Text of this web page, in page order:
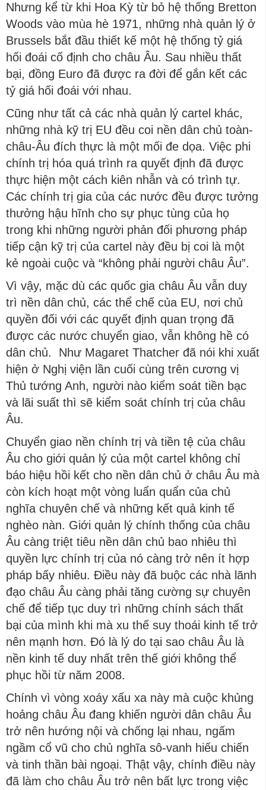
Nhưng kể từ khi Hoa Kỳ từ bỏ hệ thống Bretton
Woods vào mùa hè 1971, những nhà quản lý ở
Brussels bắt đầu thiết kế một hệ thống tỷ giá
hối đoái cố định cho châu Âu. Sau nhiều thất
bại, đồng Euro đã được ra đời để gắn kết các
tỷ giá hối đoái với nhau.
Cũng như tất cả các nhà quản lý cartel khác,
những nhà kỹ trị EU đều coi nền dân chủ toàn-
châu-Âu đích thực là một mối đe dọa. Việc phi
chính trị hóa quá trình ra quyết định đã được
thực hiện một cách kiên nhẫn và có trình tự.
Các chính trị gia của các nước đều được tưởng
thưởng hậu hĩnh cho sự phục tùng của họ
trong khi những người phản đối phương pháp
tiếp cận kỹ trị của cartel này đều bị coi là một
kẻ ngoài cuộc và “không phải người châu Âu”.
Vì vậy, mặc dù các quốc gia châu Âu vẫn duy
trì nền dân chủ, các thể chế của EU, nơi chủ
quyền đối với các quyết định quan trọng đã
được các nước chuyển giao, vẫn không hề có
dân chủ. Như Magaret Thatcher đã nói khi xuất
hiện ở Nghị viện lần cuối cùng trên cương vị
Thủ tướng Anh, người nào kiểm soát tiền bạc
và lãi suất thì sẽ kiểm soát chính trị của châu
Âu.
Chuyển giao nền chính trị và tiền tệ của châu
Âu cho giới quản lý của một cartel không chỉ
báo hiệu hồi kết cho nền dân chủ ở châu Âu mà
còn kích hoạt một vòng luẩn quẩn của chủ
nghĩa chuyên chế và những kết quả kinh tế
nghèo nàn. Giới quản lý chính thống của châu
Âu càng triệt tiêu nền dân chủ bao nhiêu thì
quyền lực chính trị của nó càng trở nên ít hợp
pháp bấy nhiêu. Điều này đã buộc các nhà lãnh
đạo châu Âu càng phải tăng cường sự chuyên
chế để tiếp tục duy trì những chính sách thất
bại của mình khi mà xu thế suy thoái kinh tế trở
nên mạnh hơn. Đó là lý do tại sao châu Âu là
nền kinh tế duy nhất trên thế giới không thể
phục hồi từ năm 2008.
Chính vì vòng xoáy xấu xa này mà cuộc khủng
hoảng châu Âu đang khiến người dân châu Âu
trở nên hướng nội và chống lại nhau, ngấm
ngầm cổ vũ cho chủ nghĩa sô-vanh hiếu chiến
và tinh thần bài ngoại. Thật vậy, chính điều này
đã làm cho châu Âu trở nên bất lực trong việc